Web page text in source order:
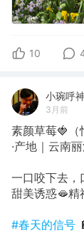
10
小琬呼
3月前
素颜草莓🍓（
·产地｜云南
一口咬下去，
甜美诱惑🫦精
#春天的信号